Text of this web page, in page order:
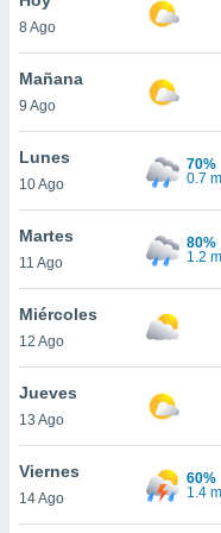
y
en
más
de
8 Ago
Mañana
9 Ago
Lunes
10 Ago
70%
0.7
Martes
11 Ago
80%
1.2
Miércoles
12 Ago
Jueves
13 Ago
Viernes
14 Ago
60%
1.4